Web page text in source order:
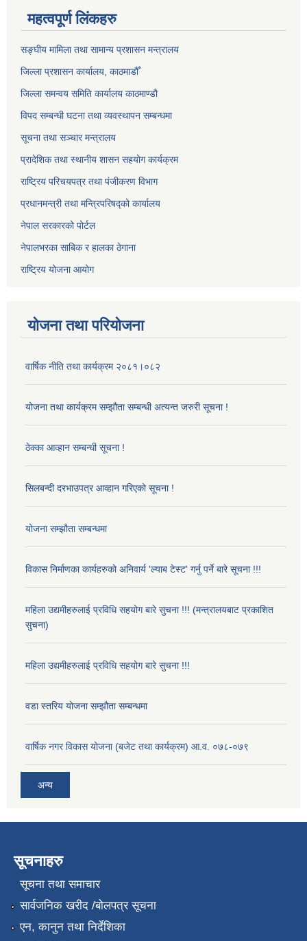
महत्वपूर्ण लिंकहरु
सङ्‍घीय मामिला तथा सामान्य प्रशासन मन्त्रालय
जिल्ला प्रशासन कार्यालय, काठमाडौँ
जिल्ला समन्वय समिति कार्यालय काठमाण्ड‌ौ
विपद सम्बन्धी घटना तथा व्यवस्थापन सम्बन्धमा
सूचना तथा सञ्चार मन्त्रालय
प्रादेशिक तथा स्थानीय शासन सहयोग कार्यक्रम
राष्ट्रिय परिचयपत्र तथा पंजीकरण विभाग
प्रधानमन्त्री तथा मन्त्रिपरिषद्को कार्यालय
नेपाल सरकारको पोर्टल
नेपालभरका साबिक र हालका ठेगाना
राष्ट्रिय योजना आयोग
योजना तथा परियोजना
वार्षिक नीति तथा कार्यक्रम २०८१।०८२
योजना तथा कार्यक्रम सम्झौता सम्बन्धी अत्यन्त जरुरी सूचना !
ठेक्का आव्हान सम्बन्धी सूचना !
सिलबन्दी दरभाउपत्र आव्हान गरिएको सूचना !
योजना सम्झौता सम्बन्धमा
विकास निर्माणका कार्यहरुको अनिवार्य 'ल्याब टेस्ट' गर्नु पर्ने बारे सूचना !!!
महिला उद्यमीहरुलाई प्रविधि सहयोग बारे सुचना !!! (मन्त्रालयबाट प्रकाशित
सुचना)
महिला उद्यमीहरुलाई प्रविधि सहयोग बारे सुचना !!!
वडा स्तरिय योजना सम्झौता सम्बन्धमा
वार्षिक नगर विकास योजना (बजेट तथा कार्यक्रम) आ.व. ०७८-०७९
अन्य
सूचनाहरु
सूचना तथा समाचार
सार्वजनिक खरीद /बोलपत्र सूचना
एन, कानुन तथा निर्देशिका